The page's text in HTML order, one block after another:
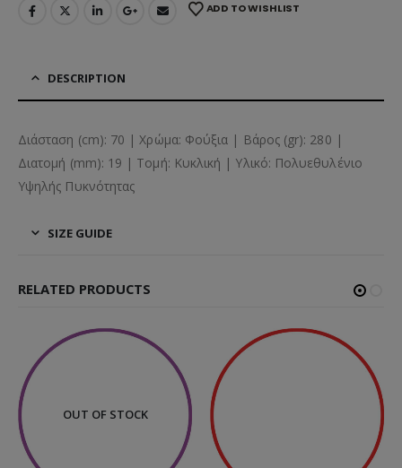
ADD TO WISHLIST
DESCRIPTION
Διάσταση (cm): 70 | Χρώμα: Φούξια | Βάρος (gr): 280 |
Διατομή (mm): 19 | Τομή: Κυκλική | Υλικό: Πολυεθυλένιο
Υψηλής Πυκνότητας
SIZE GUIDE
RELATED PRODUCTS
OUT OF STOCK